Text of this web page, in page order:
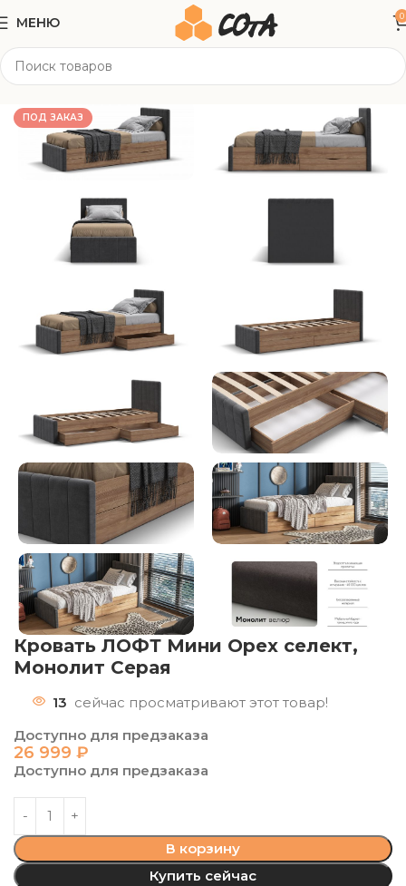
МЕНЮ 0
Мягкая мебель
ПОД ЗАКАЗ
Кровать ЛОФТ Мини Орех селект,
Монолит Серая
13 сейчас просматривают этот товар!
Доступно для предзаказа
26 999 ₽
Доступно для предзаказа
В корзину
Купить сейчас